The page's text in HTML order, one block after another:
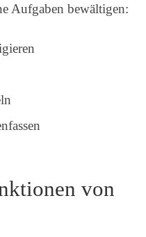
Aufgaben bewältigen:
von